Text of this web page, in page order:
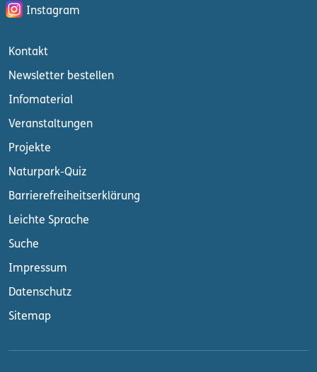
Instagram
Kontakt
Newsletter bestellen
Infomaterial
Veranstaltungen
Projekte
Naturpark-Quiz
Barrierefreiheitserklärung
Leichte Sprache
Suche
Impressum
Datenschutz
Sitemap